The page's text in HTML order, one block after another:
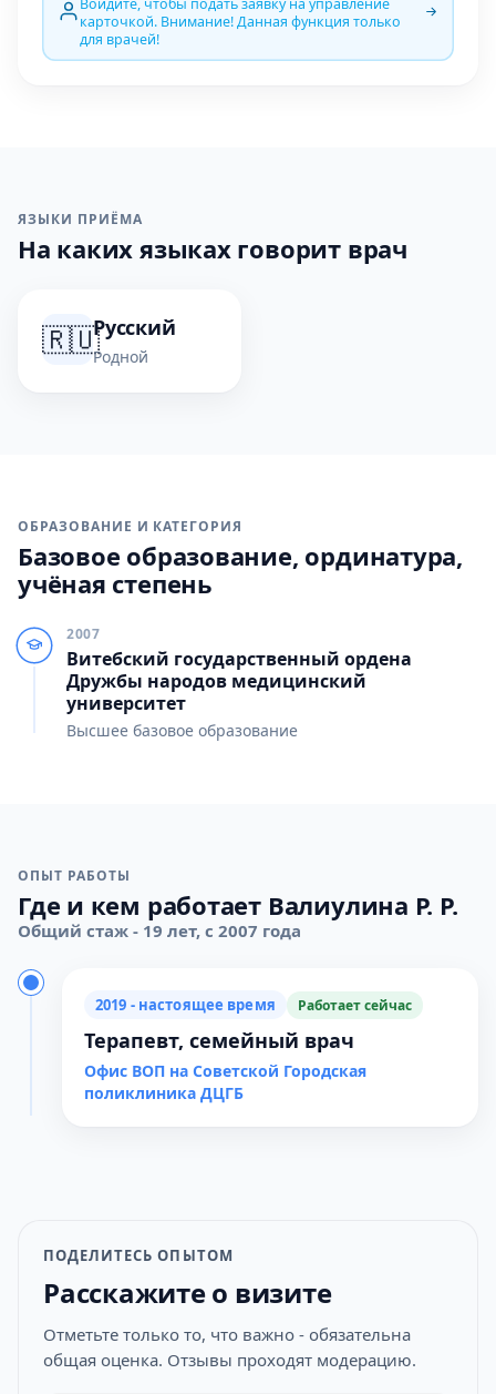
Войдите, чтобы подать заявку на управление
карточкой. Внимание! Данная функция только
для врачей!
ЯЗЫКИ ПРИЁМА
На каких языках говорит врач
🇷🇺Русский
Родной
ОБРАЗОВАНИЕ И КАТЕГОРИЯ
Базовое образование, ординатура,
учёная степень
2007
Витебский государственный ордена
Дружбы народов медицинский
университет
Высшее базовое образование
ОПЫТ РАБОТЫ
Где и кем работает Валиулина Р. Р.
Общий стаж - 19 лет, с 2007 года
2019 - настоящее время Работает сейчас
Терапевт, семейный врач
Офис ВОП на Советской Городская
поликлиника ДЦГБ
ПОДЕЛИТЕСЬ ОПЫТОМ
Расскажите о визите
Отметьте только то, что важно - обязательна
общая оценка. Отзывы проходят модерацию.